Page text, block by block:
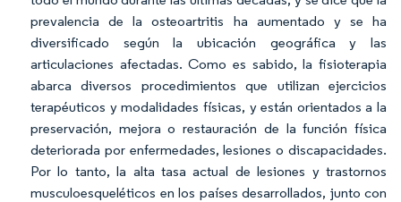
prevalencia de la osteoartritis ha aumentado y se ha
diversificado según la ubicación geográfica y las
articulaciones afectadas. Como es sabido, la fisioterapia
abarca diversos procedimientos que utilizan ejercicios
terapéuticos y modalidades físicas, y están orientados a la
preservación, mejora o restauración de la función física
deteriorada por enfermedades, lesiones o discapacidades.
Por lo tanto, la alta tasa actual de lesiones y trastornos
musculoesqueléticos en los países desarrollados, junto con